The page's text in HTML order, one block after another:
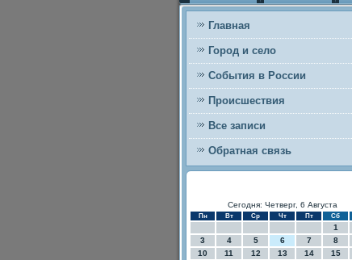
Главная
Город и село
События в России
Происшествия
Все записи
Обратная связь
Сегодня: Четверг, 6 Августа
Пн Вт Ср Чт Пт Сб
1
3
4 5 6 7 8
10
11 12 13 14 15